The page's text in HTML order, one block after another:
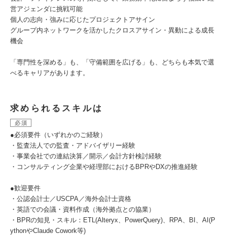
営アジェンダに挑戦可能
個人の志向・強みに応じたプロジェクトアサイン
グループ内ネットワークを活かしたクロスアサイン・異動による成長
機会
「専門性を深める」も、「守備範囲を広げる」も、どちらも本気で選
べるキャリアがあります。
求められるスキルは
必須
●必須要件（いずれかのご経験）
・監査法人での監査・アドバイザリー経験
・事業会社での連結決算／開示／会計方針検討経験
・コンサルティング企業や経理部におけるBPRやDXの推進経験
●歓迎要件
・公認会計士／USCPA／海外会計士資格
・英語での会議・資料作成（海外拠点との協業）
・BPRの知見・スキル：ETL(Alteryx、PowerQuery)、RPA、BI、AI(P
ythonやClaude Cowork等)